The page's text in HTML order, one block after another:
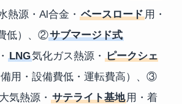
熱源・Al合金・ ベースロード用・
低）、②サブマージド式
LNG気化ガス熱源・ ピークシェ
用・設備費低・運転費高）、③
気熱源・ サテライト基地用・着